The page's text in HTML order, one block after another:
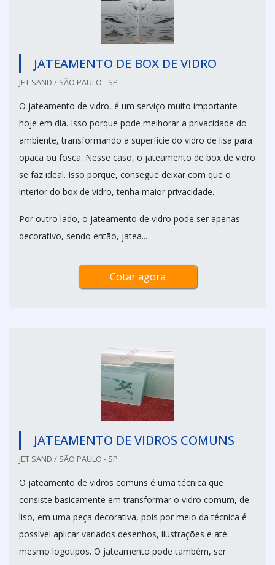
JATEAMENTO DE BOX DE VIDRO
JET SAND / SÃO PAULO - SP
O jateamento de vidro, é um serviço muito importante
hoje em dia. Isso porque pode melhorar a privacidade do
ambiente, transformando a superfície do vidro de lisa para
opaca ou fosca. Nesse caso, o jateamento de box de vidro
se faz ideal. Isso porque, consegue deixar com que o
interior do box de vidro, tenha maior privacidade.
Por outro lado, o jateamento de vidro pode ser apenas
decorativo, sendo então, jatea...
Cotar agora
JATEAMENTO DE VIDROS COMUNS
JET SAND / SÃO PAULO - SP
O jateamento de vidros comuns é uma técnica que
consiste basicamente em transformar o vidro comum, de
liso, em uma peça decorativa, pois por meio da técnica é
possível aplicar variados desenhos, ilustrações e até
mesmo logotipos. O jateamento pode também, ser